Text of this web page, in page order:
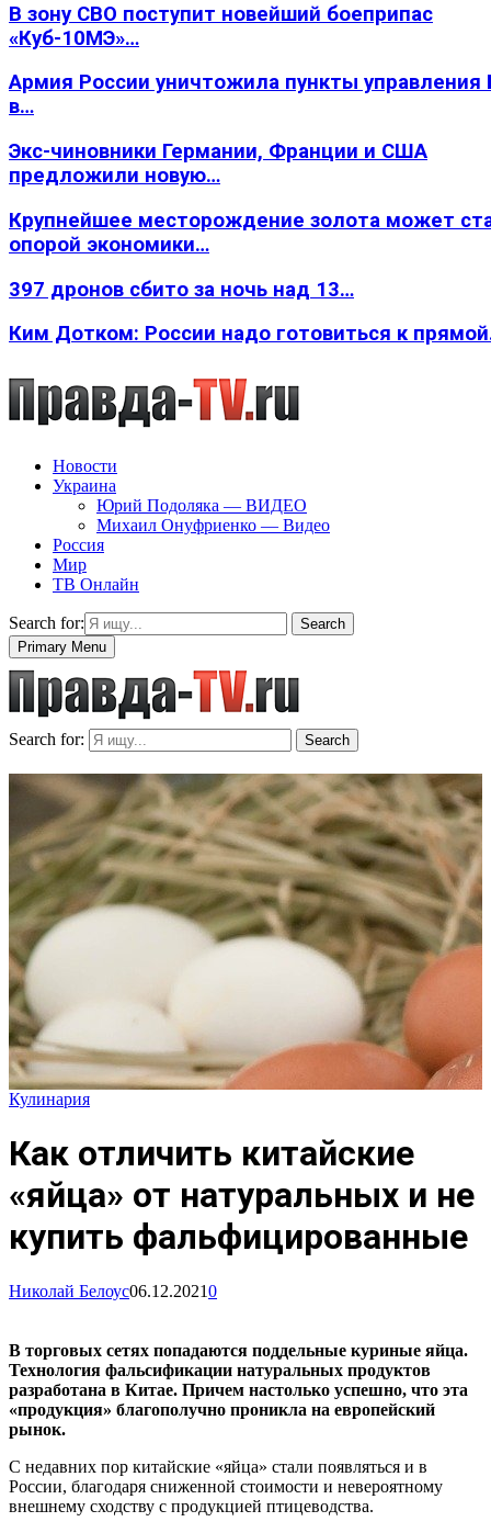
В зону СВО поступит новейший боеприпас
«Куб-10МЭ»…
Армия России уничтожила пункты
в…
Экс-чиновники Германии, Франции и США
предложили новую…
Крупнейшее месторождение золота может
опорой экономики…
397 дронов сбито за ночь над 13…
Ким Дотком: России надо готовиться к
Новости
Украина
Юрий Подоляка — ВИДЕО
Михаил Онуфриенко — Видео
Россия
Мир
ТВ Онлайн
Search for:
Search
Primary Menu
Search for: Search
Кулинария
Как отличить китайские
«яйца» от натуральных и не
купить фальфицированные
Николай Белоус06.12.20210
В торговых сетях попадаются поддельные куриные яйца.
Технология фальсификации натуральных продуктов
разработана в Китае. Причем настолько успешно, что эта
«продукция» благополучно проникла на европейский
рынок.
С недавних пор китайские «яйца» стали появляться и в
России, благодаря сниженной стоимости и невероятному
внешнему сходству с продукцией птицеводства.